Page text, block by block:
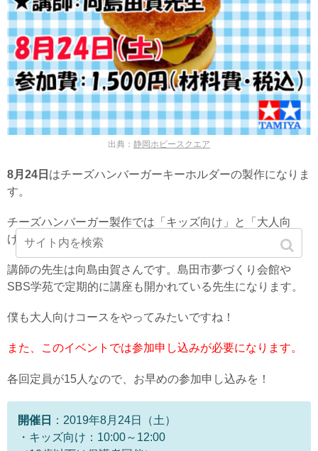
出典： 静岡ホビースクエア
8月24日 はチーズハンバーガーキーホルダーの製作になりま
す。
チーズハンバーガー製作では「キッズ向け」と「大人向
け」の2コースが用意されています。
講師の先生は向島由賀さんです。島田市夢づくり会館や
SBS学苑で定期的に講座も開かれている先生になります。
僕も大人向けコースをやってみたいですね！
また、このイベントでは参加申し込みが必要になります。
各回定員が15人なので、お早めの参加申し込みを！
開催日
：2019年8月24日（土）
・キッズ向け：10:00～12:00